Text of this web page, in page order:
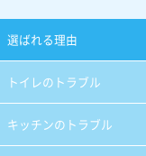
選ばれる理由
トイレのトラブル
キッチンのトラブル